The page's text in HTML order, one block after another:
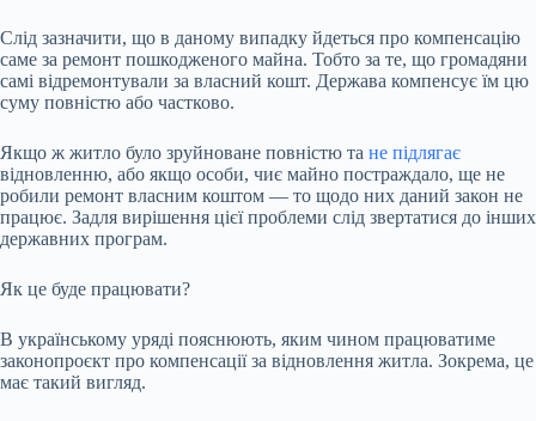
Слід зазначити, що в даному випадку йдеться про компенсацію
саме за ремонт пошкодженого майна. Тобто за те, що громадяни
самі відремонтували за власний кошт. Держава компенсує їм цю
суму повністю або частково.
Якщо ж житло було зруйноване повністю та не підлягає
відновленню, або якщо особи, чиє майно постраждало, ще не
робили ремонт власним коштом — то щодо них даний закон не
працює. Задля вирішення цієї проблеми слід звертатися до інших
державних програм.
Як це буде працювати?
В українському уряді пояснюють, яким чином працюватиме
законопроєкт про компенсації за відновлення житла. Зокрема, це
має такий вигляд.